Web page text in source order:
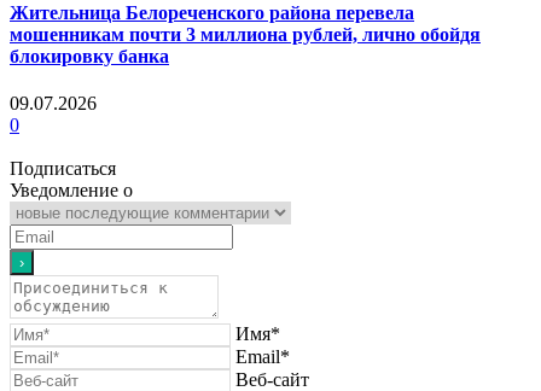
Жительница Белореченского района перевела
мошенникам почти 3 миллиона рублей, лично обойдя
блокировку банка
09.07.2026
0
Подписаться
Уведомление о
Имя*
Email*
Веб-сайт